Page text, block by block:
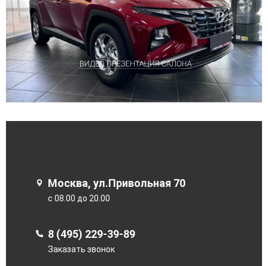
Москва, ул.Привольная 70
с 08.00 до 20.00
8 (495) 229-39-89
Заказать звонок